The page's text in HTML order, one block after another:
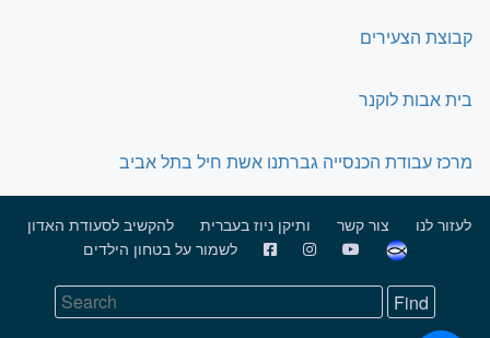
קבוצת הצעירים
בית אבות לוקנר
מרכז עבודת הכנסייה גברתנו אשת חיל בתל אביב
לעזור לנו צור קשר ותיקן ניוז בעברית
להקשיב לסעודת האדון
לשמור על בטחון הילדים